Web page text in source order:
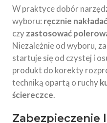
W praktyce dobór
wyboru: ręcznie
czyzastosować
Niezależnie od wyboru,
startuje się od czystej i
produkt do korekty
techniką opartą o ruchy
ściereczce.
Zabezpieczenie